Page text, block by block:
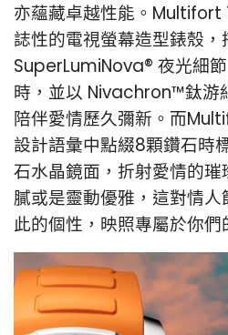
亦蘊藏卓越性能。
誌性的電視螢幕造型錶殼，
SuperLumiNova® 夜光細
時，並以 Nivachron™鈦游
陪伴愛情歷久彌新。而
設計語彙中點綴8顆鑽石時
石水晶鏡面，折射愛情的
膩或是靈動優雅，這對情人
此的個性，映照專屬於你們